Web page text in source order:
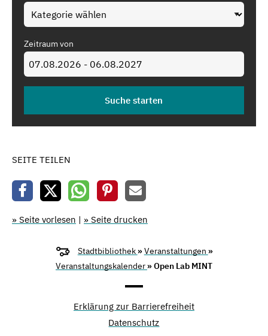
Zeitraum von
SEITE TEILEN
» Seite vorlesen | » Seite drucken
Stadtbibliothek »Veranstaltungen »
Veranstaltungskalender » Open Lab MINT
Erklärung zur Barrierefreiheit
Datenschutz